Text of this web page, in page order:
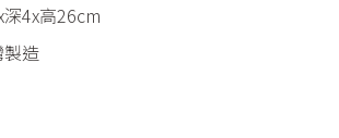
深4x高26cm
造